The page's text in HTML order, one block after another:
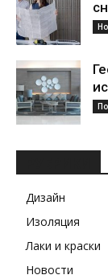
Дизайн
Изоляция
Лаки и краски
Новости